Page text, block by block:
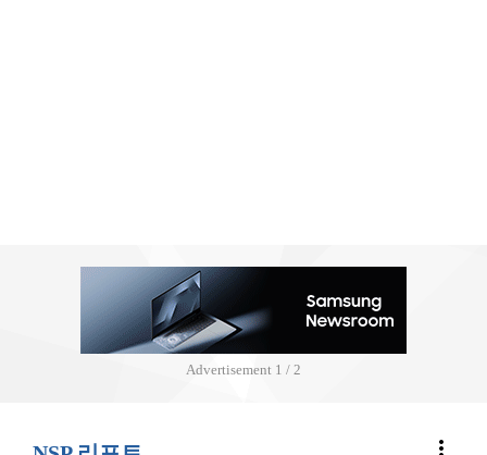
Advertisement 2 / 2
more_vert